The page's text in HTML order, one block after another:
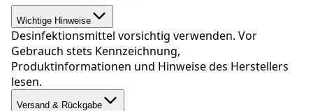
Wichtige Hinweise
Desinfektionsmittel vorsichtig verwenden. Vor
Gebrauch stets Kennzeichnung,
Produktinformationen und Hinweise des Herstellers
lesen.
Versand & Rückgabe